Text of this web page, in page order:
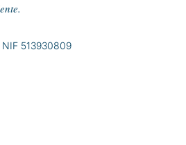
513930809